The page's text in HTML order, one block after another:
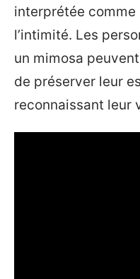
interprétée comme
l’intimité. Les
un mimosa
de préserver leur
reconnaissant leur